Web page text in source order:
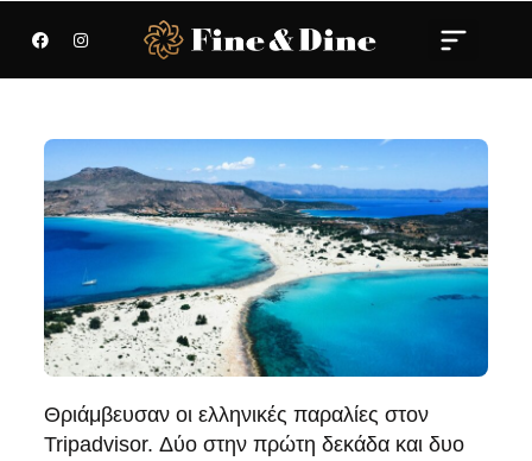
Θριάμβευσαν οι ελληνικές παραλίες στον
Tripadvisor. Δύο στην πρώτη δεκάδα και δυο